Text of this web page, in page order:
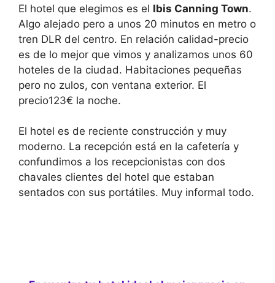
g
d
a
t
e
s
.
n
g
d
a
e
s
El hotel que elegimos es el Ibis Canning Town.
Algo alejado pero a unos 20 minutos en metro o
tren DLR del centro. En relación calidad-precio
es de lo mejor que vimos y analizamos unos 60
hoteles de la ciudad. Habitaciones pequeñas
pero no zulos, con ventana exterior. El
precio123€ la noche.
El hotel es de reciente construcción y muy
moderno. La recepción está en la cafetería y
confundimos a los recepcionistas con dos
chavales clientes del hotel que estaban
sentados con sus portátiles. Muy informal todo.